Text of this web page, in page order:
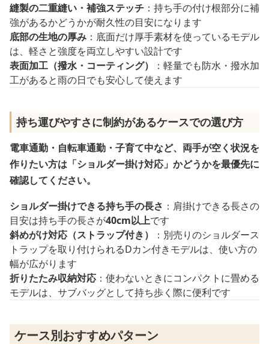
縫製の二重縫い・補強ステッチ ：持ち手の付け根部分に補
強があるかどうかが耐久性の目安になります
底部の生地の厚み ：底面だけ厚手素材を使っているモデル
は、軽さと強度を両立しやすい設計です
表面加工（撥水・コーティング）
：軽量でも防水・撥水加
工があると雨の日でも安心して使えます
持ち運びやすさに制約があるケースでの選び方
電車通勤・自転車通勤・子育て中など、両手が空く状況を
作りたい方は「ショルダー掛け対応」かどうかを最優先に
確認してください。
ショルダー掛けできる持ち手の長さ ：肩掛けできる長さの
目安は持ち手の長さが40cm以上です
斜めがけ対応（ストラップ付き）
：別売りのショルダース
トラップを取り付けられるDカン付きモデルは、使い方の
幅が広がります
折りたたみ収納対応 ：使わないときにコンパクトに畳める
モデルは、サブバッグとして持ち歩く際に便利です
ケース別おすすめパターン